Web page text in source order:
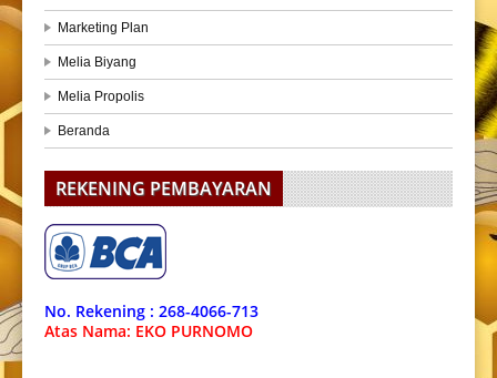
Marketing Plan
Melia Biyang
Melia Propolis
Beranda
REKENING PEMBAYARAN
No. Rekening : 268-4066-713
Atas Nama: EKO PURNOMO